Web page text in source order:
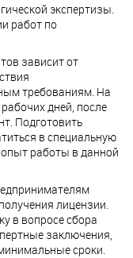
экспертизы.
работ по
зависит от
требованиям. На
дней, после
Подготовить
в специальную
работы в данной
лицензии.
в вопросе сбора
заключения,
сроки.